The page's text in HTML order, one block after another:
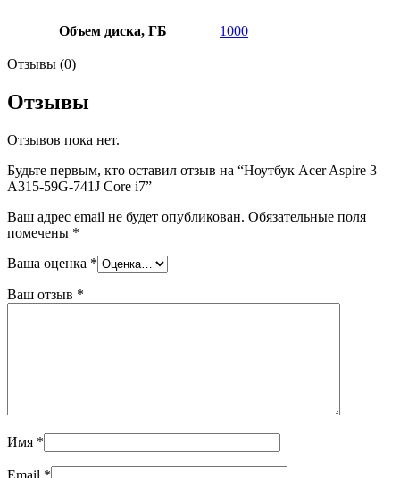
Объем диска, ГБ 1000
Отзывы (0)
Отзывы
Отзывов пока нет.
Будьте первым, кто оставил отзыв на “Ноутбук Acer Aspire 3
A315-59G-741J Core i7”
Ваш адрес email не будет опубликован. Обязательные поля
помечены *
Ваша оценка *
Ваш отзыв *
Имя *
Email *